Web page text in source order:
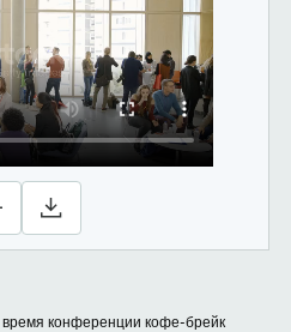
конференции кофе-брейк